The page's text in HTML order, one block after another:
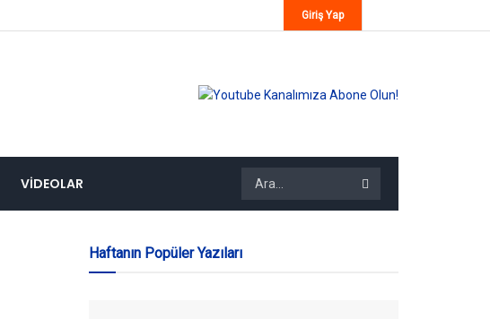
Giriş Yap
VIDEOLAR
Haftanın Popüler Yazıları